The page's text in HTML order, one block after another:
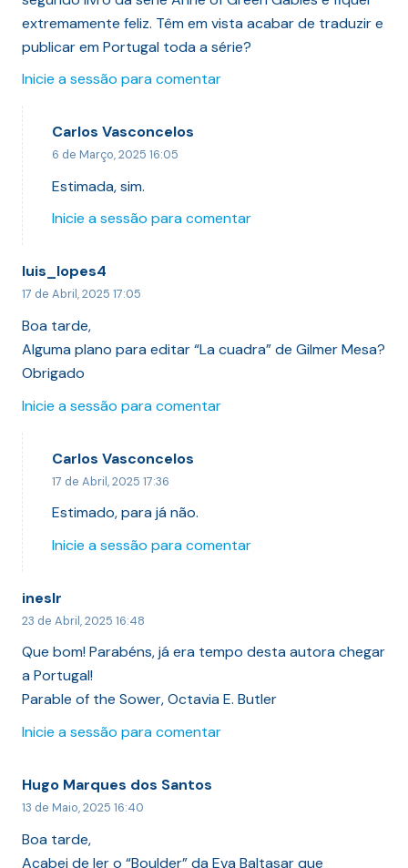
extremamente feliz. Têm em vista acabar de traduzir e
publicar em Portugal toda a série?
Inicie a sessão para comentar
Carlos Vasconcelos
6 de Março, 2025 16:05
Estimada, sim.
Inicie a sessão para comentar
luis_lopes4
17 de Abril, 2025 17:05
Boa tarde,
Alguma plano para editar “La cuadra” de Gilmer Mesa?
Obrigado
Inicie a sessão para comentar
Carlos Vasconcelos
17 de Abril, 2025 17:36
Estimado, para já não.
Inicie a sessão para comentar
ineslr
23 de Abril, 2025 16:48
Que bom! Parabéns, já era tempo desta autora chegar
a Portugal!
Parable of the Sower, Octavia E. Butler
Inicie a sessão para comentar
Hugo Marques dos Santos
13 de Maio, 2025 16:40
Boa tarde,
Acabei de ler o “Boulder” da Eva Baltasar que